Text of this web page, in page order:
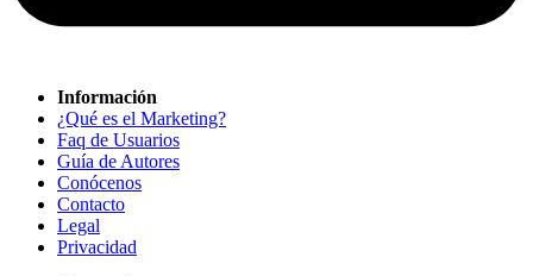
Información
¿Qué es el Marketing?
Faq de Usuarios
Guía de Autores
Conócenos
Contacto
Legal
Privacidad